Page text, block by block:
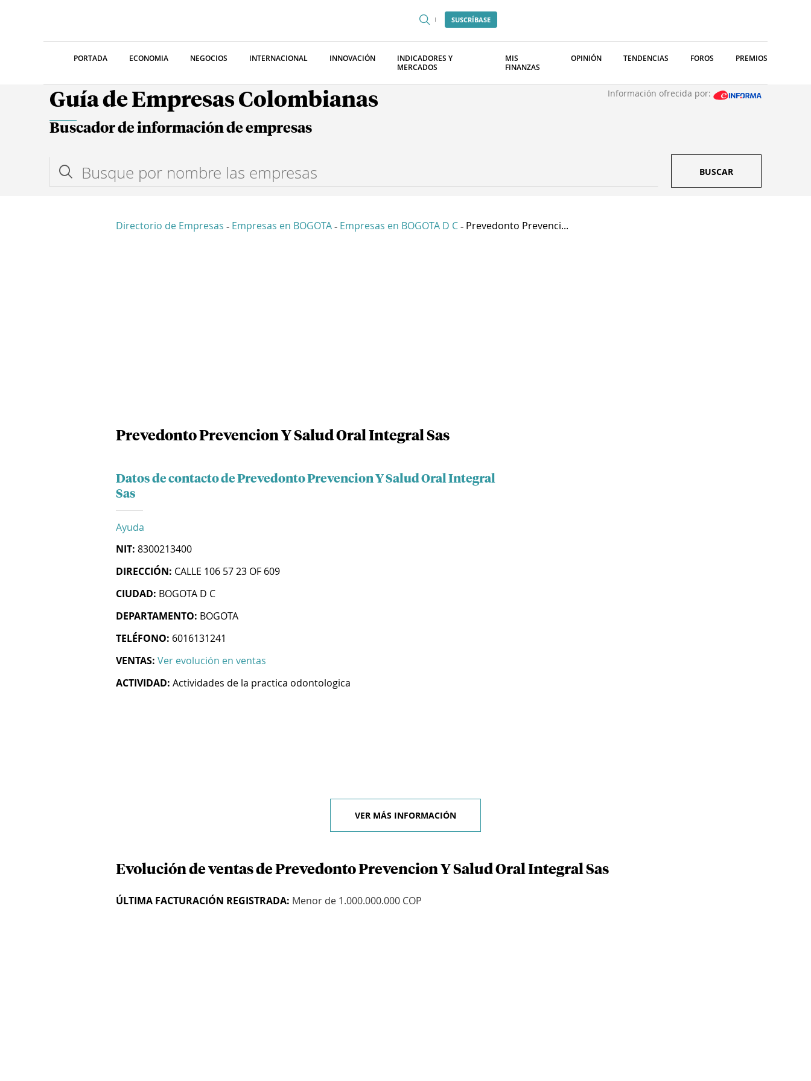
SUSCRÍBASE
PORTADA ECONOMIA NEGOCIOS INTERNACIONAL INNOVACIÓN
INDICADORES Y
MERCADOS
MIS
FINANZAS
OPINIÓN TENDENCIAS FOROS PREMIOS
Guía de Empresas Colombianas Información ofrecida por:
Buscador de información de empresas
BUSCAR
Directorio de Empresas - Empresas en BOGOTA - Empresas en BOGOTA D C - Prevedonto Prevenci...
Prevedonto Prevencion Y Salud Oral Integral Sas
Datos de contacto de Prevedonto Prevencion Y Salud Oral Integral
Sas
Ayuda
NIT: 8300213400
DIRECCIÓN: CALLE 106 57 23 OF 609
CIUDAD: BOGOTA D C
DEPARTAMENTO: BOGOTA
TELÉFONO: 6016131241
VENTAS: Ver evolución en ventas
ACTIVIDAD: Actividades de la practica odontologica
VER MÁS INFORMACIÓN
Evolución de ventas de Prevedonto Prevencion Y Salud Oral Integral Sas
ÚLTIMA FACTURACIÓN REGISTRADA: Menor de 1.000.000.000 COP